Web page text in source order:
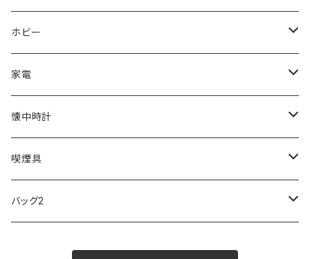
ORIENT
ZEPPELIN
SKAGEN
FOOTBALL WATCHES
ARCA FUTURA
Merge
ETTINGER
COACH
BVLGARI
VANQUISH
EMPORIO ARMANI
CALVIN KLEIN
DANIEL WELLINGTON
SWAROVSKI
VIVIENNE WESTWOOD
Ellese
COLEMAN
MONTBLANC
Fashion Accessory Cllection
ISLAND
ANDY HAWARD
G GUSTO
GULLWING
LESPORTSAC
PRADA
RHYTHM
BLOSSOM
MONDAINE
MAWA
その他
PARKER
PELIKAN
CROSS
MONTBLANC
SWAROVSKI
Barebones
FEUERHAND
CASIO
ふわりぃ
ERGO BABY
ホビー
その他
AMOS
OMMIX
COACH
家電
CREATE
TORAY
OMRON
懐中時計
MONDAINE
喫煙具
ZIPPO
バッグ2